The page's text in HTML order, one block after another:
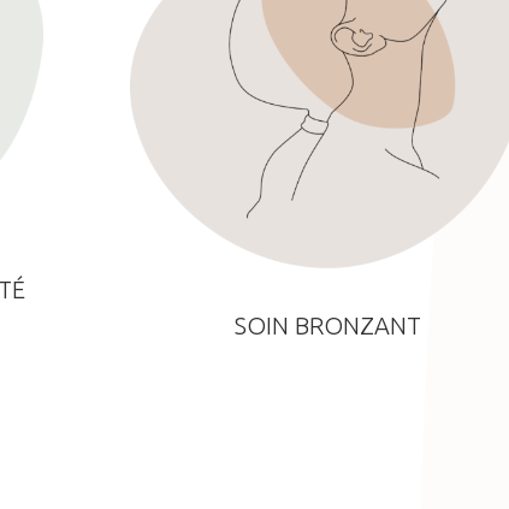
SOIN BRONZANT